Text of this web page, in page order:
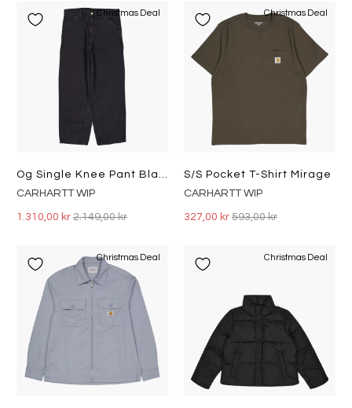
Christmas Deal
CARHARTT WIP
1.310,00 kr2.149,00 kr
Christmas Deal
S/s Pocket T-Shirt Mirage
CARHARTT WIP
327,00 kr 593,00 kr
Christmas Deal Christmas Deal